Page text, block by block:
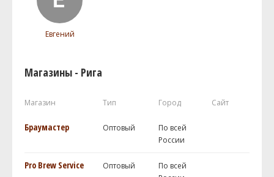
Евгений
Магазины - Рига
Магазин Тип Город Сайт
Браумастер Оптовый
По всей
России
Pro Brew Service Оптовый
По всей